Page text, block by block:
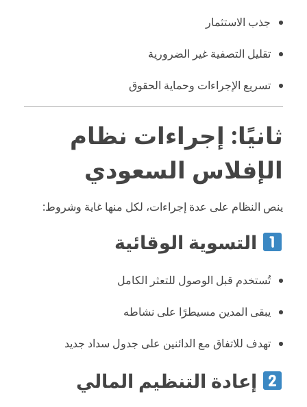
جذب الاستثمار
تقليل التصفية غير الضرورية
تسريع الإجراءات وحماية الحقوق
ثانيًا: إجراءات نظام
الإفلاس السعودي
ينص النظام على عدة إجراءات، لكل منها غاية وشروط:
التسوية الوقائية
تُستخدم قبل الوصول للتعثر الكامل
يبقى المدين مسيطرًا على نشاطه
تهدف للاتفاق مع الدائنين على جدول سداد جديد
إعادة التنظيم المالي